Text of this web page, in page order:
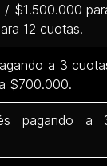
$1.500.000
12 cuotas.
a 3
$700.000.
pagando a